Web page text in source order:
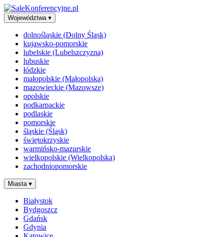
Województwa ▾
dolnośląskie (Dolny Śląsk)
kujawsko-pomorskie
lubelskie (Lubelszczyzna)
lubuskie
łódzkie
małopolskie (Małopolska)
mazowieckie (Mazowsze)
opolskie
podkarpackie
podlaskie
pomorskie
śląskie (Śląsk)
świętokrzyskie
warmińsko-mazurskie
wielkopolskie (Wielkopolska)
zachodniopomorskie
Miasta ▾
Białystok
Bydgoszcz
Gdańsk
Gdynia